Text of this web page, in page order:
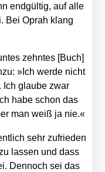
end­gül­tig, auf alle
Bei Oprah klang
zehn­tes [Buch]
»Ich wer­de nicht
Ich glau­be zwar
habe schon das
man weiß ja nie.«
sehr zufrie­den
las­sen und dass
Den­noch sei das